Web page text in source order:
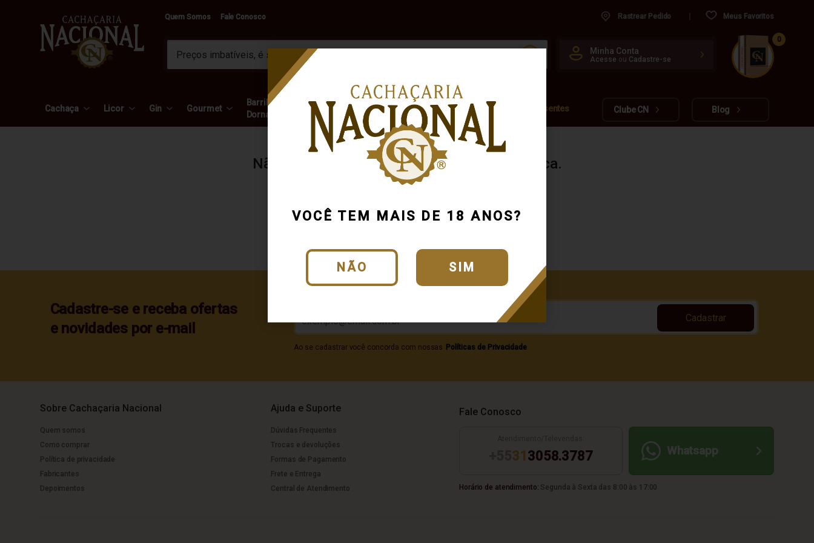
VOCÊ TEM MAIS DE 18 ANOS?
NÃO SIM
Quem Somos Fale Conosco Rastrear Pedido Meus Favoritos
Minha Conta
Acesse ou Cadastre-se
www.cachacarianacional.com.br
CUIDADO FRÁGIL
0
Cachaça Licor Gin Gourmet
Barril e
Dorna
Acessórios
Outras
Bebidas
Marcas Presentes Clube CN Blog
Não encontramos resultados para a sua busca.
Tente buscar novamente usando outra categoria ou produto
Cadastre-se e receba ofertas
e novidades por e-mail
Ao se cadastrar você concorda com nossas Políticas de Privacidade
Cadastrar
Sobre Cachaçaria Nacional
Quem somos
Como comprar
Política de privacidade
Fabricantes
Depoimentos
Ajuda e Suporte
Dúvidas Frequentes
Trocas e devoluções
Formas de Pagamento
Frete e Entrega
Central de Atendimento
Fale Conosco
31 3058.3787 Whatsapp
Horário de atendimento: Segunda à Sexta das 8:00 às 17:00